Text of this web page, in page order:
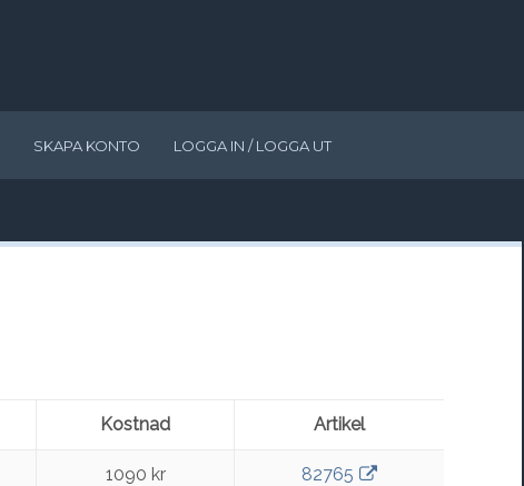
SKAPA KONTO LOGGA IN / LOGGA UT
Kostnad Artikel
1090 kr 82765